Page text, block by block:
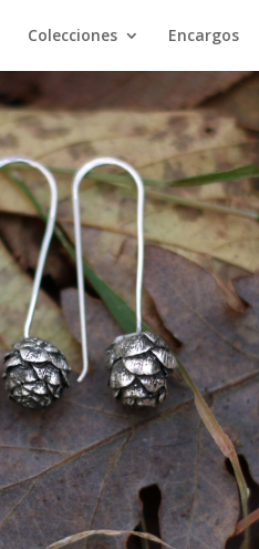
Colecciones Encargos